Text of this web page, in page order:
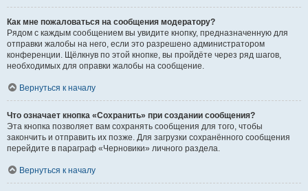
Как мне пожаловаться на сообщения модератору?
Рядом с каждым сообщением вы увидите кнопку, предназначенную для
отправки жалобы на него, если это разрешено администратором
конференции. Щёлкнув по этой кнопке, вы пройдёте через ряд шагов,
необходимых для оправки жалобы на сообщение.
Вернуться к началу
Что означает кнопка «Сохранить» при создании сообщения?
Эта кнопка позволяет вам сохранять сообщения для того, чтобы
закончить и отправить их позже. Для загрузки сохранённого сообщения
перейдите в параграф «Черновики» личного раздела.
Вернуться к началу